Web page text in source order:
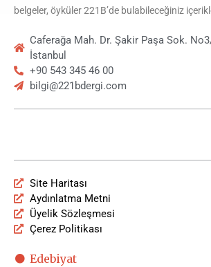
belgeler, öyküler 221B’de bulabileceğiniz
Caferağa Mah. Dr. Şakir Paşa Sok.
İstanbul
+90 543 345 46 00
bilgi@221bdergi.com
Site Haritası
Aydınlatma Metni
Üyelik Sözleşmesi
Çerez Politikası
Edebiyat